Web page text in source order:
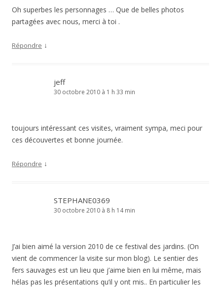
Oh superbes les personnages … Que de belles photos
partagées avec nous, merci à toi .
Répondre ↓
jeff
30 octobre 2010 à 1 h 33 min
toujours intéressant ces visites, vraiment sympa, meci pour
ces découvertes et bonne journée.
Répondre ↓
STEPHANE0369
30 octobre 2010 à 8 h 14 min
J’ai bien aimé la version 2010 de ce festival des jardins. (On
vient de commencer la visite sur mon blog). Le sentier des
fers sauvages est un lieu que j’aime bien en lui même, mais
hélas pas les présentations qu’il y ont mis.. En particulier les